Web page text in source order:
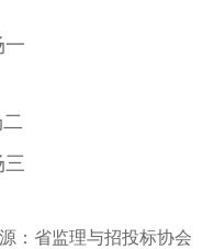
一
三
：省监理与招投标协会